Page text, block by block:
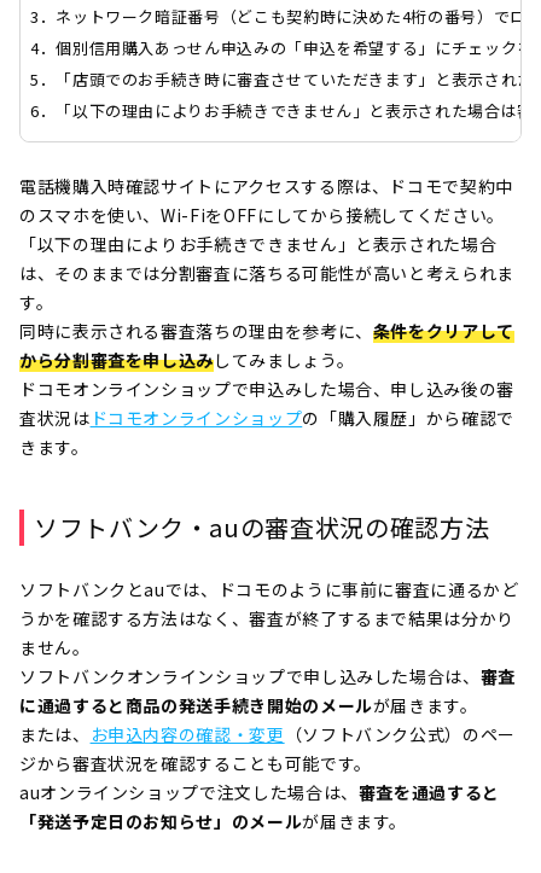
3．ネットワーク暗証番号（どこも契約時に決めた4桁の番号）でロ
4．個別信用購入あっせん申込みの「申込を希望する」にチェックを
5．「店頭でのお手続き時に審査させていただきます」と表示された
6．「以下の理由によりお手続きできません」と表示された場合は審
電話機購入時確認サイトにアクセスする際は、ドコモで契約中
のスマホを使い、Wi-FiをOFFにしてから接続してください。
「以下の理由によりお手続きできません」と表示された場合
は、そのままでは分割審査に落ちる可能性が高いと考えられま
す。
同時に表示される審査落ちの理由を参考に、 条件をクリアして
から分割審査を申し込みしてみましょう。
ドコモオンラインショップで申込みした場合、申し込み後の審
査状況は ドコモオンラインショップの「購入履歴」から確認で
きます。
ソフトバンク・auの審査状況の確認方法
ソフトバンクとauでは、ドコモのように事前に審査に通るかど
うかを確認する方法はなく、審査が終了するまで結果は分かり
ません。
ソフトバンクオンラインショップで申し込みした場合は、 審査
に通過すると商品の発送手続き開始のメールが届きます。
または、
お申込内容の確認・変更 （ソフトバンク公式）のペー
ジから審査状況を確認することも可能です。
auオンラインショップで注文した場合は、 審査を通過すると
「発送予定日のお知らせ」のメールが届きます。